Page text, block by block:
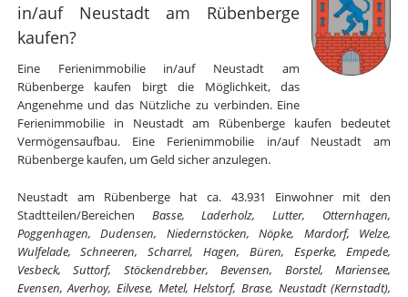
in/auf Neustadt am Rübenberge
kaufen?
Eine Ferienimmobilie in/auf Neustadt am
Rübenberge kaufen birgt die Möglichkeit, das
Angenehme und das Nützliche zu verbinden. Eine
Ferienimmobilie in Neustadt am Rübenberge kaufen bedeutet
Vermögensaufbau. Eine Ferienimmobilie in/auf Neustadt am
Rübenberge kaufen, um Geld sicher anzulegen.
Neustadt am Rübenberge hat ca. 43.931 Einwohner mit den
Stadtteilen/Bereichen Basse, Laderholz, Lutter, Otternhagen,
Poggenhagen, Dudensen, Niedernstöcken, Nöpke, Mardorf, Welze,
Wulfelade, Schneeren, Scharrel, Hagen, Büren, Esperke, Empede,
Vesbeck, Suttorf, Stöckendrebber, Bevensen, Borstel, Mariensee,
Evensen, Averhoy, Eilvese, Metel, Helstorf, Brase, Neustadt (Kernstadt),